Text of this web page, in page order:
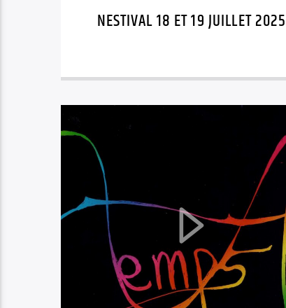
NESTIVAL 18 ET 19 JUILLET 2025